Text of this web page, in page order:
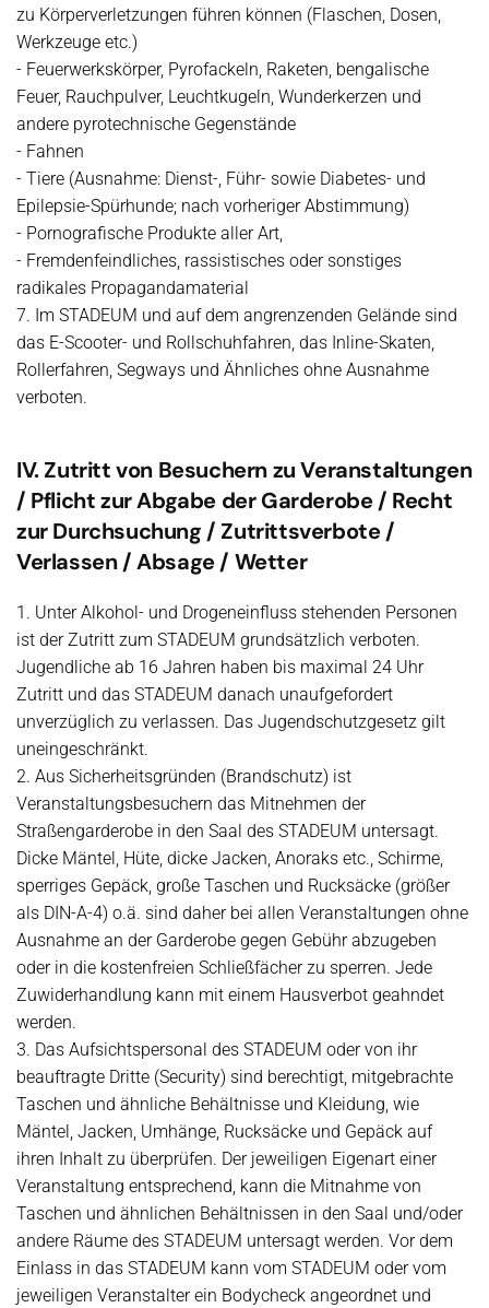
zu Körperverletzungen führen können (Flaschen, Dosen,
Werkzeuge etc.)
- Feuerwerkskörper, Pyrofackeln, Raketen, bengalische
Feuer, Rauchpulver, Leuchtkugeln, Wunderkerzen und
andere pyrotechnische Gegenstände
- Fahnen
- Tiere (Ausnahme: Dienst-, Führ- sowie Diabetes- und
Epilepsie-Spürhunde; nach vorheriger Abstimmung)
- Pornografische Produkte aller Art,
- Fremdenfeindliches, rassistisches oder sonstiges
radikales Propagandamaterial
7. Im STADEUM und auf dem angrenzenden Gelände sind
das E-Scooter- und Rollschuhfahren, das Inline-Skaten,
Rollerfahren, Segways und Ähnliches ohne Ausnahme
verboten.
IV. Zutritt von Besuchern zu Veranstaltungen
/ Pflicht zur Abgabe der Garderobe / Recht
zur Durchsuchung / Zutrittsverbote /
Verlassen / Absage / Wetter
1. Unter Alkohol- und Drogeneinfluss stehenden Personen
ist der Zutritt zum STADEUM grundsätzlich verboten.
Jugendliche ab 16 Jahren haben bis maximal 24 Uhr
Zutritt und das STADEUM danach unaufgefordert
unverzüglich zu verlassen. Das Jugendschutzgesetz gilt
uneingeschränkt.
2. Aus Sicherheitsgründen (Brandschutz) ist
Veranstaltungsbesuchern das Mitnehmen der
Straßengarderobe in den Saal des STADEUM untersagt.
Dicke Mäntel, Hüte, dicke Jacken, Anoraks etc., Schirme,
sperriges Gepäck, große Taschen und Rucksäcke (größer
als DIN-A-4) o.ä. sind daher bei allen Veranstaltungen ohne
Ausnahme an der Garderobe gegen Gebühr abzugeben
oder in die kostenfreien Schließfächer zu sperren. Jede
Zuwiderhandlung kann mit einem Hausverbot geahndet
werden.
3. Das Aufsichtspersonal des STADEUM oder von ihr
beauftragte Dritte (Security) sind berechtigt, mitgebrachte
Taschen und ähnliche Behältnisse und Kleidung, wie
Mäntel, Jacken, Umhänge, Rucksäcke und Gepäck auf
ihren Inhalt zu überprüfen. Der jeweiligen Eigenart einer
Veranstaltung entsprechend, kann die Mitnahme von
Taschen und ähnlichen Behältnissen in den Saal und/oder
andere Räume des STADEUM untersagt werden. Vor dem
Einlass in das STADEUM kann vom STADEUM oder vom
jeweiligen Veranstalter ein Bodycheck angeordnet und